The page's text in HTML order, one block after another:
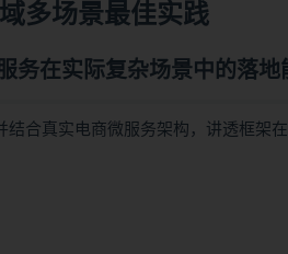
多场景最佳实践
务在实际复杂场景中的落地
合真实电商微服务架构，讲透框架